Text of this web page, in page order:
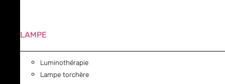
LAMPE
Luminothérapie
Lampe torchère